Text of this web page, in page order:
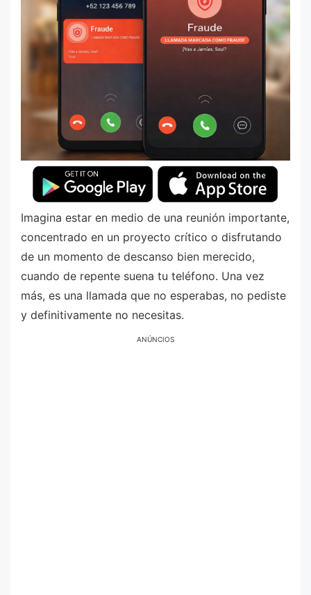
Imagina estar en medio de una reunión importante,
concentrado en un proyecto crítico o disfrutando
de un momento de descanso bien merecido,
cuando de repente suena tu teléfono. Una vez
más, es una llamada que no esperabas, no pediste
y definitivamente no necesitas.
ANÚNCIOS